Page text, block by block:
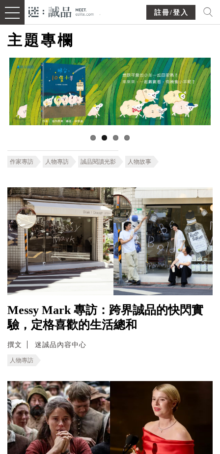
註冊/登入
主題專欄
作家專訪 人物專訪 誠品閱讀光影 人物故事
Messy Mark 專訪：跨界誠品的快閃實
驗，定格喜歡的生活總和
撰文 迷誠品內容中心
人物專訪